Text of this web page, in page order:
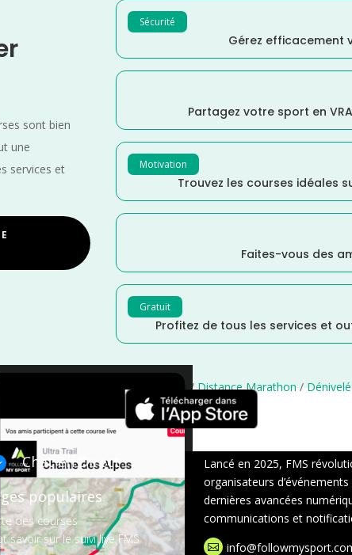
sont bien
une
services et
Sécurité
Gérez efficacement
Partagez votre sport en
Motivation
Trouvez les courses idéales
Faites-vous des
Gratuit
Profitez de tous les services et
×
Distance Semi/Distance Marathon/
Chat en Direct
populaires
des courses
savoir sur le suivi live FMS
Lancé en 2025, FMS
organisateurs
dernières avancées
communications et
